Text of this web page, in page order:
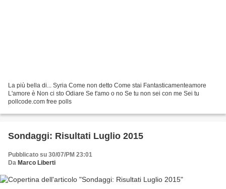
La più bella di... Syria Come non detto Come stai Fantasticamenteamore
L'amore è Non ci sto Odiare Se t'amo o no Se tu non sei con me Sei tu
pollcode.com free polls
Sondaggi: Risultati Luglio 2015
Pubblicato su 30/07/PM 23:01
Da Marco Liberti